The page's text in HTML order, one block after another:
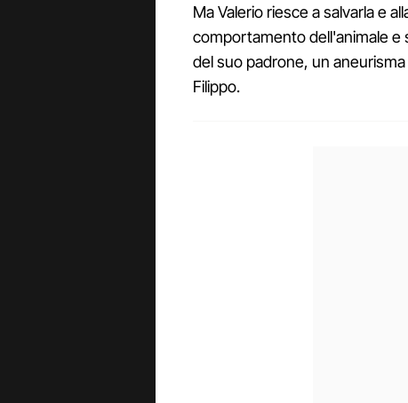
Ma Valerio riesce a salvarla e
comportamento dell'animale e
del suo padrone, un
Filippo.